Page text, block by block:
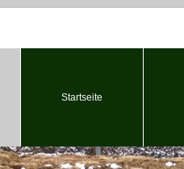
Startseite